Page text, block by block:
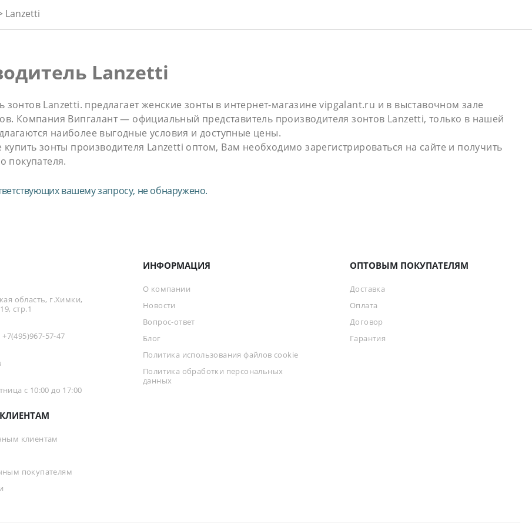
Lanzetti
Lanzetti
зонтов Lanzetti. предлагает женские зонты в интернет-магазине vipgalant.ru и в выставочном зале
Компания Випгалант — официальный представитель производителя зонтов Lanzetti, только в нашей
наиболее выгодные условия и доступные цены.
купить зонты производителя Lanzetti оптом, Вам необходимо зарегистрироваться на сайте и получить
покупателя.
вашему запросу, не обнаружено.
область, г.Химки,
стр.1
+7(495)967-57-47
с 10:00 до 17:00
ИНФОРМАЦИЯ
О компании
Новости
Вопрос-ответ
Блог
Политика использования файлов cookie
Политика обработки персональных
данных
ОПТОВЫМ ПОКУПАТЕЛЯМ
Доставка
Оплата
Договор
Гарантия
клиентам
покупателям